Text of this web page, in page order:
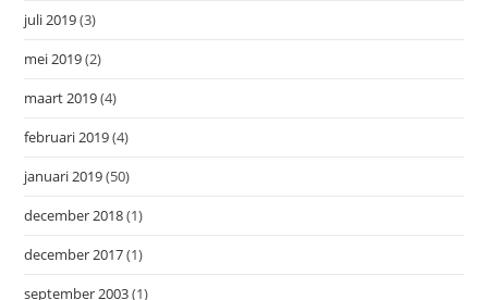
juli 2019(3)
mei 2019(2)
maart 2019(4)
februari 2019(4)
januari 2019(50)
december 2018(1)
december 2017(1)
september 2003(1)